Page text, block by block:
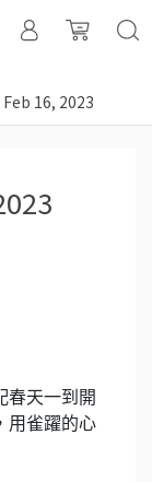
16, 2023
春天一到開
用雀躍的心